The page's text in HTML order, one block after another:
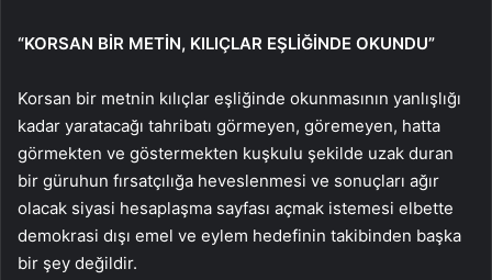
“KORSAN BİR METİN, KILIÇLAR EŞLİĞİNDE OKUNDU”
Korsan bir metnin kılıçlar eşliğinde okunmasının yanlışlığı
kadar yaratacağı tahribatı görmeyen, göremeyen, hatta
görmekten ve göstermekten kuşkulu şekilde uzak duran
bir güruhun fırsatçılığa heveslenmesi ve sonuçları ağır
olacak siyasi hesaplaşma sayfası açmak istemesi elbette
demokrasi dışı emel ve eylem hedefinin takibinden başka
bir şey değildir.